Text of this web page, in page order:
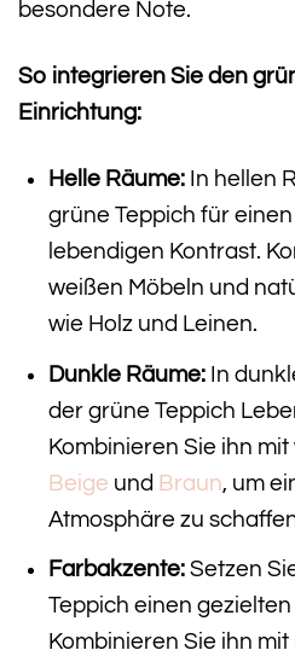
besondere Note.
So integrieren Sie den
Einrichtung:
Helle Räume:In hellen
grüne Teppich für
lebendigen Kontrast.
weißen Möbeln und
wie Holz und Leinen.
Dunkle Räume:In
der grüne Teppich
Kombinieren Sie ihn
Beige und Braun, um
Atmosphäre zu
Farbakzente:Setzen
Teppich einen
Kombinieren Sie ihn